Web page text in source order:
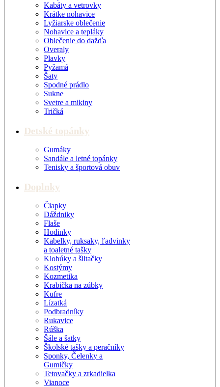
Kabáty a vetrovky
Krátke nohavice
Lyžiarske oblečenie
Nohavice a tepláky
Oblečenie do dažďa
Overaly
Plavky
Pyžamá
Šaty
Spodné prádlo
Sukne
Svetre a mikiny
Tričká
Detské topánky
Gumáky
Sandále a letné topánky
Tenisky a športová obuv
Doplnky
Čiapky
Dáždniky
Flaše
Hodinky
Kabelky, ruksaky, ľadvinky
a toaletné tašky
Klobúky a šiltačky
Kostýmy
Kozmetika
Krabička na zúbky
Kufre
Lízatká
Podbradníky
Rukavice
Rúška
Šále a šatky
Školské tašky a peračníky
Sponky, Čelenky a
Gumičky
Tetovačky a zrkadielka
Vianoce